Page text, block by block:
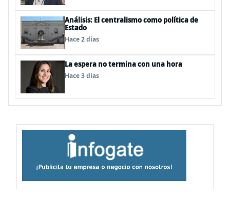
Análisis: El centralismo como política de
Estado
Hace 2 días
La espera no termina con una hora
Hace 3 días